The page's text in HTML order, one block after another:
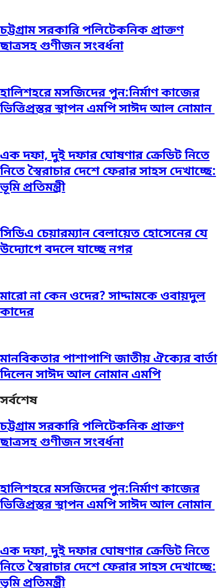
চট্টগ্রাম সরকারি পলিটেকনিক প্রাক্তণ
ছাত্রসহ গুণীজন সংবর্ধনা
হালিশহরে মসজিদের পুন:নির্মাণ কাজের
ভিত্তিপ্রস্তর স্থাপন এমপি সাঈদ আল নোমান ‎
এক দফা, দুই দফার ঘোষণার ক্রেডিট নিতে
নিতে স্বৈরাচার দেশে ফেরার সাহস দেখাচ্ছে:
ভূমি প্রতিমন্ত্রী
সিডিএ চেয়ারম্যান বেলায়েত হোসেনের যে
উদ্যোগে বদলে যাচ্ছে নগর
মারো না কেন ওদের? সাদ্দামকে ওবায়দুল
কাদের
মানবিকতার পাশাপাশি জাতীয় ঐক্যের বার্তা
দিলেন সাঈদ আল নোমান এমপি
সর্বশেষ
চট্টগ্রাম সরকারি পলিটেকনিক প্রাক্তণ
ছাত্রসহ গুণীজন সংবর্ধনা
হালিশহরে মসজিদের পুন:নির্মাণ কাজের
ভিত্তিপ্রস্তর স্থাপন এমপি সাঈদ আল নোমান ‎
এক দফা, দুই দফার ঘোষণার ক্রেডিট নিতে
নিতে স্বৈরাচার দেশে ফেরার সাহস দেখাচ্ছে:
ভূমি প্রতিমন্ত্রী